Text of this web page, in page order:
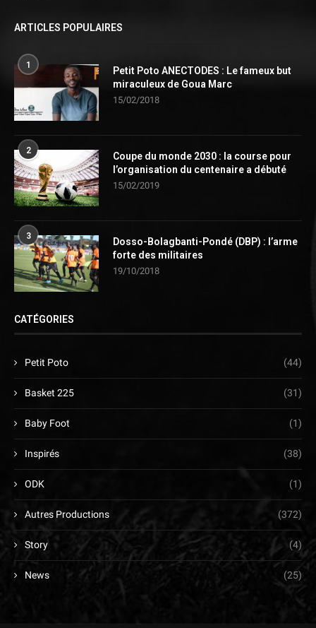
ARTICLES POPULAIRES
1
Petit Poto ANECTODES : Le fameux but
miraculeux de Goua Marc
15/02/2018
2
Coupe du monde 2030 : la course pour
l’organisation du centenaire a débuté
15/02/2019
3
Dosso-Bolagbanti-Pondé (DBP) : l’arme
forte des militaires
19/10/2018
CATÉGORIES
Petit Poto (44)
Basket 225 (31)
Baby Foot (1)
Inspirés (38)
ODK (1)
Autres Productions (372)
Story (4)
News (25)